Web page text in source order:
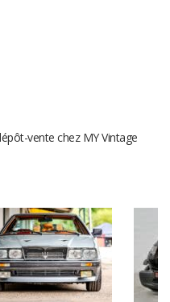
vente chez MY Vintage